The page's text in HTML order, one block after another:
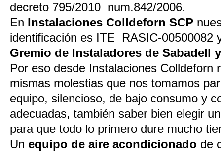
decreto 795/2010 num.842/2006.
En Instalaciones Colldeforn SCP
identificación es ITE RASIC-00500082
Gremio de Instaladores de Sabadell
Por eso desde Instalaciones Colldeforn
mismas molestias que nos tomamos
equipo, silencioso, de bajo consumo y
adecuadas, también saber bien elegir
para que todo lo primero dure mucho
Un equipo de aire acondicionado de